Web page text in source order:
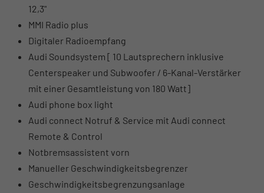
12,3"
MMI Radio plus
Digitaler Radioempfang
Audi Soundsystem [ 10 Lautsprechern inklusive
Centerspeaker und Subwoofer / 6-Kanal-Verstärker
mit einer Gesamtleistung von 180 Watt]
Audi phone box light
Audi connect Notruf & Service mit Audi connect
Remote & Control
Notbremsassistent vorn
Manueller Geschwindigkeitsbegrenzer
Geschwindigkeitsbegrenzungsanlage